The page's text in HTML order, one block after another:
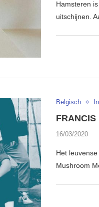
Hamsteren
uitschijnen.
Belgisch
FRANCIS
16/03/2020
Het
Mushroom